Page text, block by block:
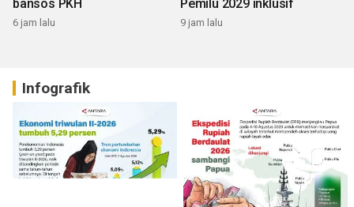
bansos PKH
6 jam lalu
Pemilu 2029 inklusif
9 jam lalu
Infografik